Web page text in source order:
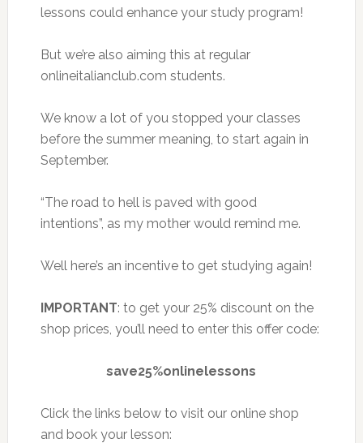
lessons could enhance your study program!
But we’re also aiming this at regular
onlineitalianclub.com students.
We know a lot of you stopped your classes
before the summer meaning, to start again in
September.
“The road to hell is paved with good
intentions”, as my mother would remind me.
Well here’s an incentive to get studying again!
IMPORTANT: to get your 25% discount on the
shop prices, you’ll need to enter this offer code:
save25%onlinelessons
Click the links below to visit our online shop
and book your lesson: